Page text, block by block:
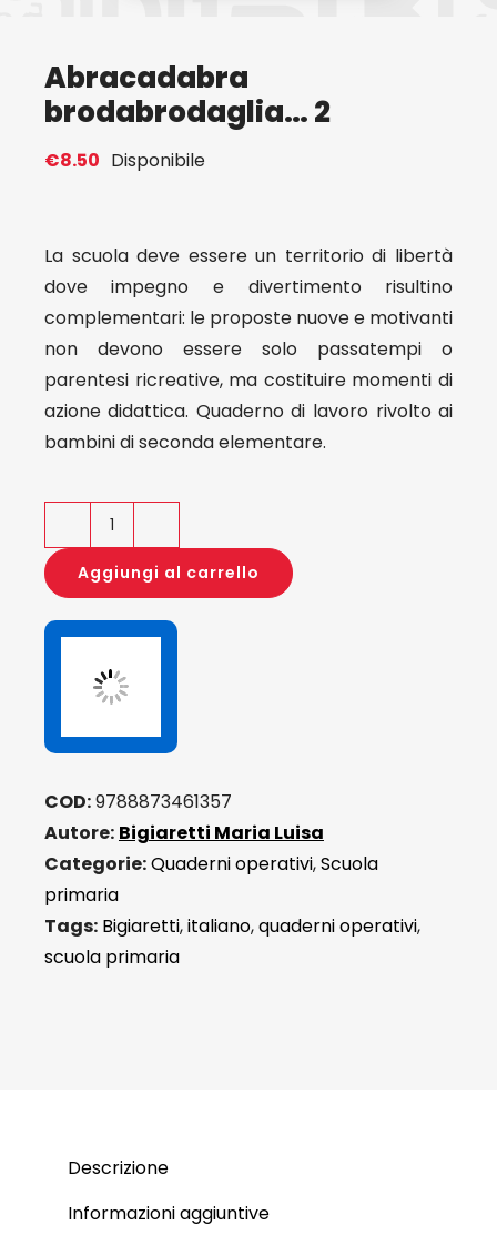
Abracadabra
brodabrodaglia… 2
€8.50 Disponibile
La scuola deve essere un territorio di libertà
dove impegno e divertimento risultino
complementari: le proposte nuove e motivanti
non devono essere solo passatempi o
parentesi ricreative, ma costituire momenti di
azione didattica. Quaderno di lavoro rivolto ai
bambini di seconda elementare.
Abracadabra
brodabrodaglia...
2
quantità
Aggiungi al carrello
COD:9788873461357
Autore: Bigiaretti Maria Luisa
Categorie:Quaderni operativi,Scuola
primaria
Tags: Bigiaretti,italiano,quaderni operativi,
scuola primaria
Descrizione
Informazioni aggiuntive